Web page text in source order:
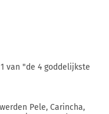
van "de 4 goddelijkste
Pele, Carincha,